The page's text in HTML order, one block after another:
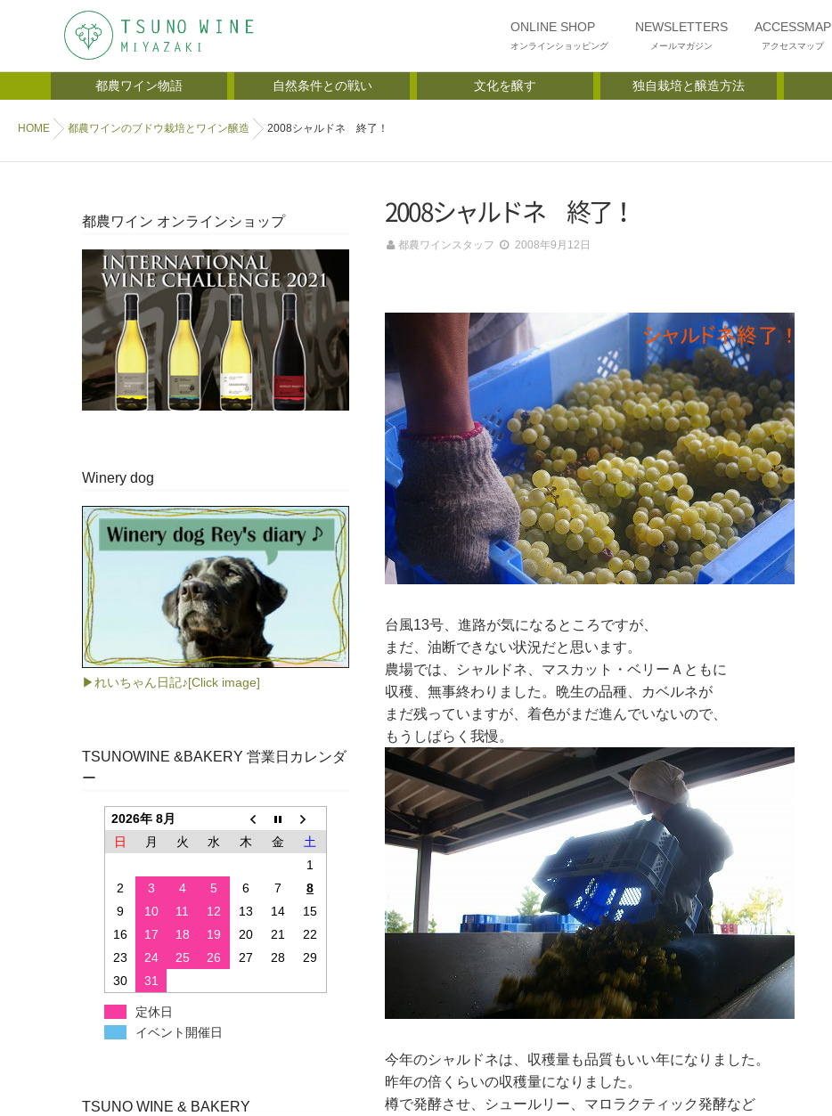
ONLINE SHOP
オンラインショッピング
NEWSLETTERS
メールマガジン
ACCESSMAP
アクセスマップ
都農ワイン物語 自然条件との戦い 文化を醸す 独自栽培と醸造方法
HOME 都農ワインのブドウ栽培とワイン醸造 2008シャルドネ 終了！
2008シャルドネ 終了！
都農ワインスタッフ 2008年9月12日
台風13号、進路が気になるところですが、
まだ、油断できない状況だと思います。
農場では、シャルドネ、マスカット・ベリーＡともに
収穫、無事終わりました。晩生の品種、カベルネが
まだ残っていますが、着色がまだ進んでいないので、
もうしばらく我慢。
今年のシャルドネは、収穫量も品質もいい年になりました。
昨年の倍くらいの収穫量になりました。
樽で発酵させ、シュールリー、マロラクティック発酵など
都農ワイン オンラインショップ
Winery dog
▶れいちゃん日記♪[Click image]
TSUNOWINE &BAKERY 営業日カレンダ
ー
2026年 8月
日
月 火 水 木 金
土
1
2
3 4 5 6 7
8
9
10 11 12 13 14
15
16
17 18 19 20 21
22
23
24 25 26 27 28
29
30
31
定休日
イベント開催日
TSUNO WINE & BAKERY